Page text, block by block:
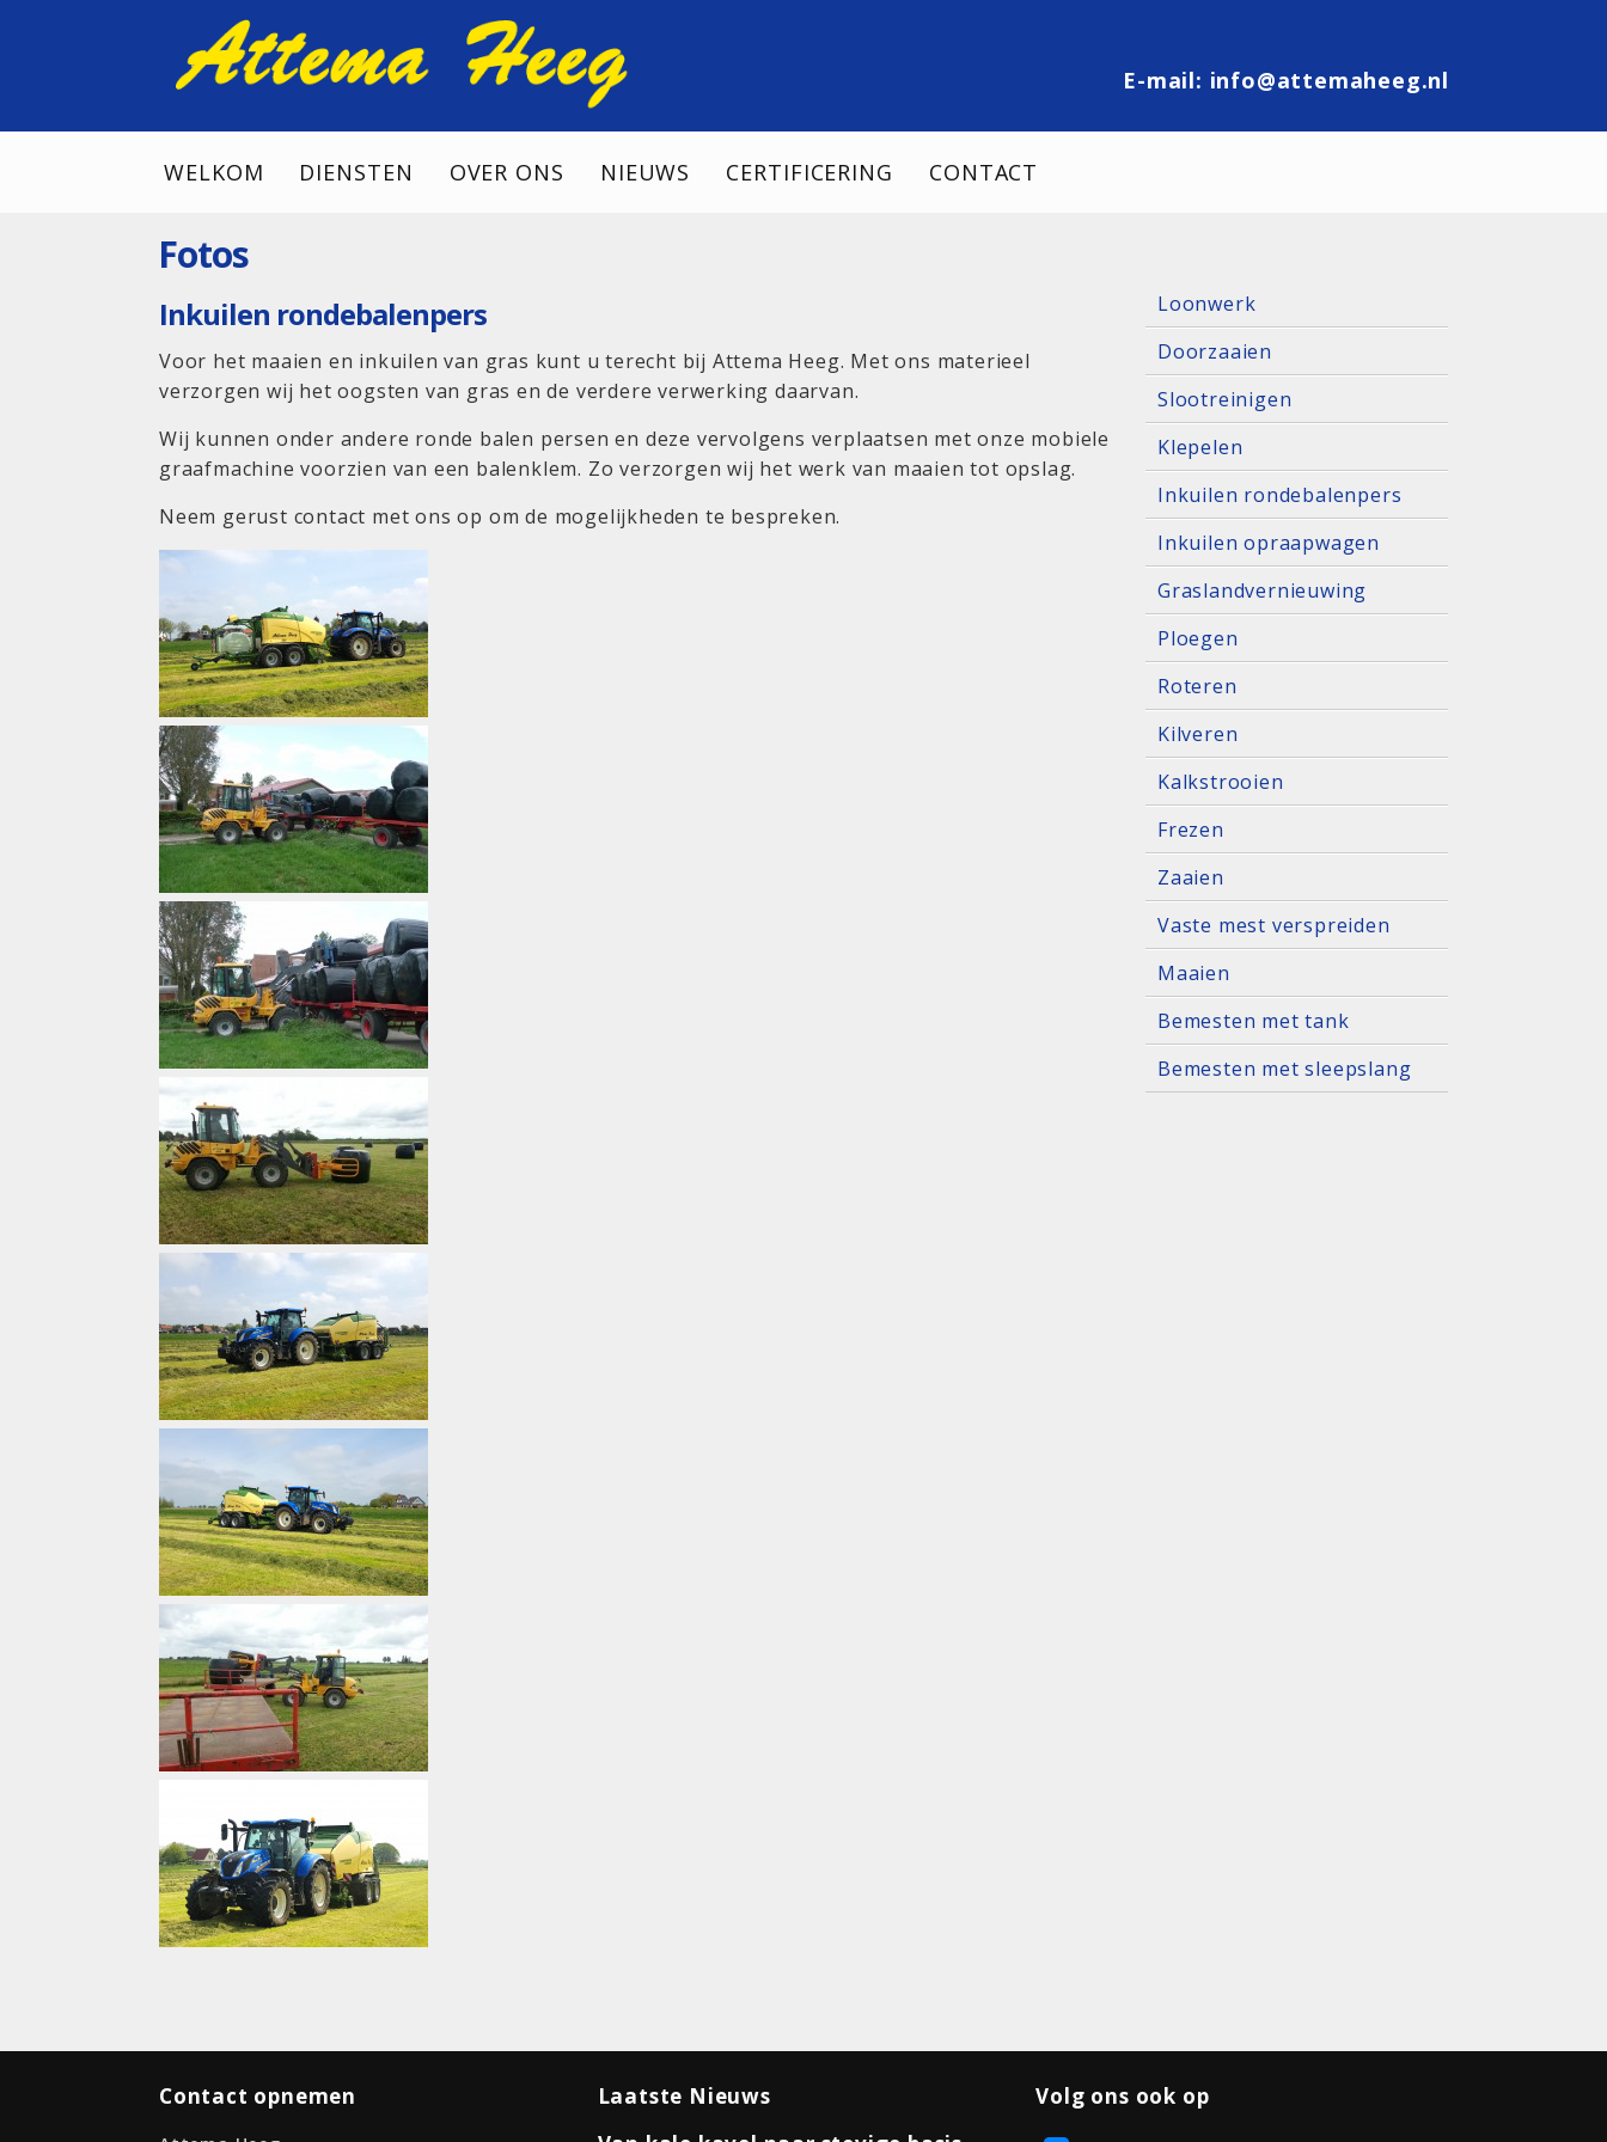
E-mail: info@attemaheeg.nl
WELKOM DIENSTEN OVER ONS NIEUWS CERTIFICERING CONTACT
Fotos
Inkuilen rondebalenpers
Voor het maaien en inkuilen van gras kunt u terecht bij Attema Heeg. Met ons materieel
verzorgen wij het oogsten van gras en de verdere verwerking daarvan.
Wij kunnen onder andere ronde balen persen en deze vervolgens verplaatsen met onze mobiele
graafmachine voorzien van een balenklem. Zo verzorgen wij het werk van maaien tot opslag.
Neem gerust contact met ons op om de mogelijkheden te bespreken.
Loonwerk
Doorzaaien
Slootreinigen
Klepelen
Inkuilen rondebalenpers
Inkuilen opraapwagen
Graslandvernieuwing
Ploegen
Roteren
Kilveren
Kalkstrooien
Frezen
Zaaien
Vaste mest verspreiden
Maaien
Bemesten met tank
Bemesten met sleepslang
Contact opnemen
Laatste Nieuws
Volg ons ook op